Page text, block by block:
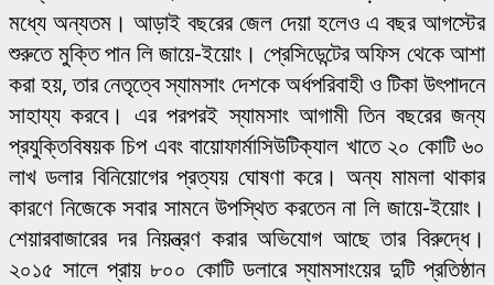
মধ্যে অন্যতম। আড়াই বছরের জেল দেয়া হলেও এ বছর আগস্টের
শুরুতে মুক্তি পান লি জায়ে-ইয়োং। প্রেসিডেন্টের অফিস থেকে আশা
করা হয়, তার নেতৃত্বে স্যামসাং দেশকে অর্ধপরিবাহী ও টিকা উৎপাদনে
সাহায্য করবে। এর পরপরই স্যামসাং আগামী তিন বছরের জন্য
প্রযুক্তিবিষয়ক চিপ এবং বায়োফার্মাসিউটিক্যাল খাতে ২০ কোটি ৬০
লাখ ডলার বিনিয়োগের প্রত্যয় ঘোষণা করে। অন্য মামলা থাকার
কারণে নিজেকে সবার সামনে উপস্থিত করতেন না লি জায়ে-ইয়োং।
শেয়ারবাজারের দর নিয়ন্ত্রণ করার অভিযোগ আছে তার বিরুদ্ধে।
২০১৫ সালে প্রায় ৮০০ কোটি ডলারে স্যামসাংয়ের দুটি প্রতিষ্ঠান